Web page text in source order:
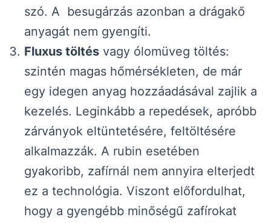
szó. A besugárzás azonban a drágakő
anyagát nem gyengíti.
Fluxus töltés vagy ólomüveg töltés:
szintén magas hőmérsékleten, de már
egy idegen anyag hozzáadásával zajlik a
kezelés. Leginkább a repedések, apróbb
zárványok eltüntetésére, feltöltésére
alkalmazzák. A rubin esetében
gyakoribb, zafírnál nem annyira elterjedt
ez a technológia. Viszont előfordulhat,
hogy a gyengébb minőségű zafírokat